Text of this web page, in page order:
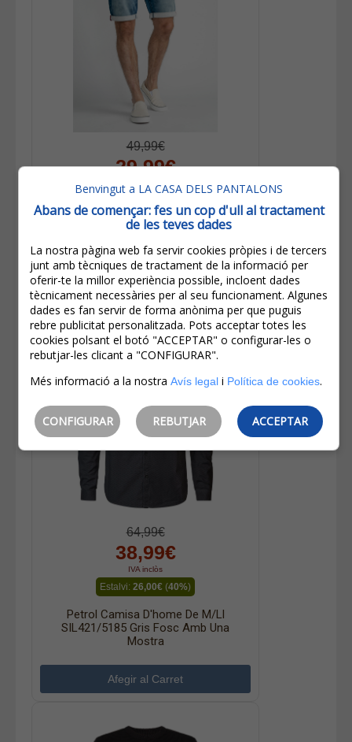
49,99€
29,99€
IVA inclòs
Petrol Bermudes D'home Jackson
64,99€
38,99€
IVA inclòs
Estalvi: 26,00€ (40%)
Petrol Camisa D'home De M/ll
SIL421/5185 Gris Fosc Amb Una
Mostra
Benvingut a LA CASA DELS PANTALONS
Abans de començar: fes un cop d'ull al tractament
de les teves dades
La nostra pàgina web fa servir cookies pròpies i de tercers
junt amb tècniques de tractament de la informació per
oferir-te la millor experiència possible, incloent dades
tècnicament necessàries per al seu funcionament. Algunes
dades es fan servir de forma anònima per que puguis
rebre publicitat personalitzada. Pots acceptar totes les
cookies polsant el botó "ACCEPTAR" o configurar-les o
rebutjar-les clicant a "CONFIGURAR".
Més informació a la nostra Avís legali Política de cookies.
CONFIGURAR REBUTJAR ACCEPTAR